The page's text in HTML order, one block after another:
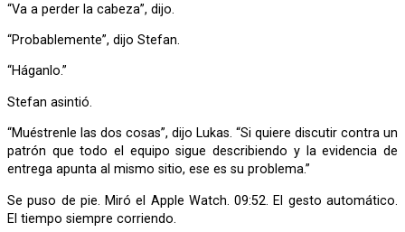
“Va a perder la cabeza”, dijo.
“Probablemente”, dijo Stefan.
“Háganlo.”
Stefan asintió.
“Muéstrenle las dos cosas”, dijo Lukas. “Si quiere discutir contra un
patrón que todo el equipo sigue describiendo y la evidencia de
entrega apunta al mismo sitio, ese es su problema.”
Se puso de pie. Miró el Apple Watch. 09:52. El gesto automático.
El tiempo siempre corriendo.